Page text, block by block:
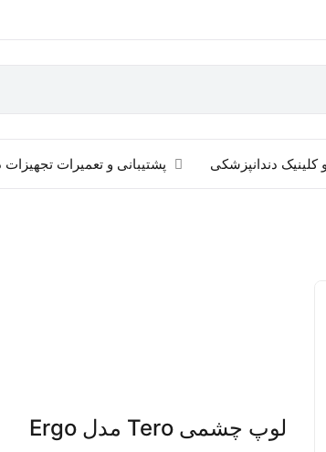
دندانپزشکی پشتیبانی و تعمیرات
لوپ چشمی Tero مدل Ergo